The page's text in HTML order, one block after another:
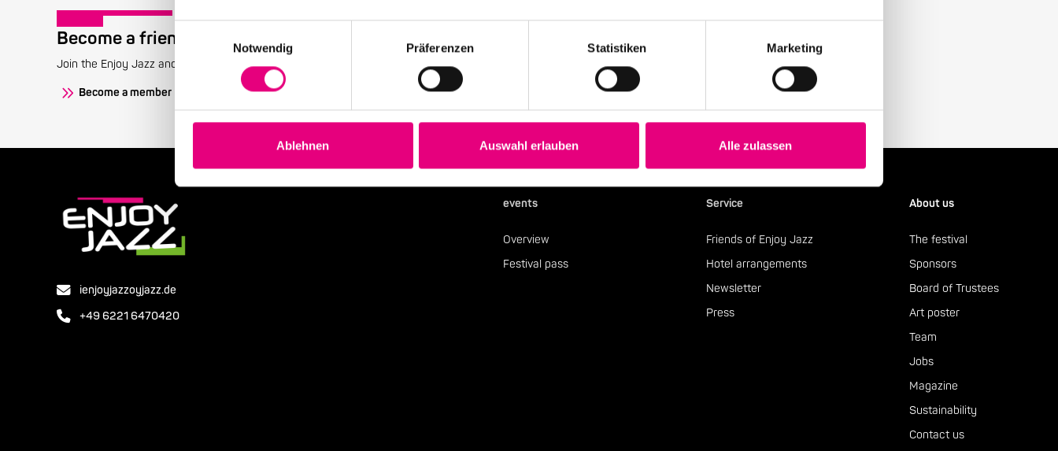
Notwendig
Präferenzen Statistiken Marketing
Ablehnen Auswahl erlauben Alle zulassen
Become a friend!
Join the Enjoy Jazz and receive exclusive information about the festival.
Become a member
Stay up to date!
Receive the latest news regularly with our Enjoy Jazz.
Subscribe to our newsletter
ienjoyjazzoyjazz.de
+49 6221 6470420
events
Overview
Festival pass
Service
Friends of Enjoy Jazz
Hotel arrangements
Newsletter
Press
About us
The festival
Sponsors
Board of Trustees
Art poster
Team
Jobs
Magazine
Sustainability
Contact us